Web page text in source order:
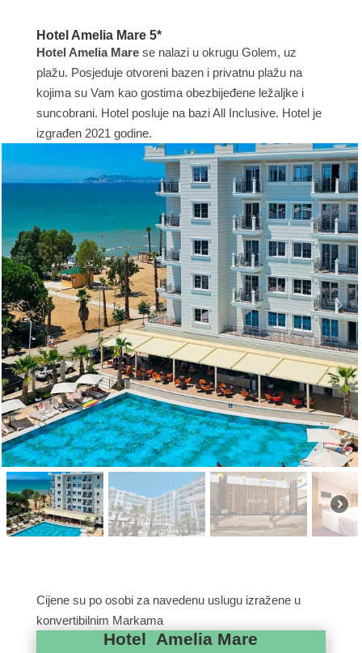
Hotel Amelia Mare 5*
Hotel Amelia Mare se nalazi u okrugu Golem, uz
plažu. Posjeduje otvoreni bazen i privatnu plažu na
kojima su Vam kao gostima obezbijeđene ležaljke i
suncobrani. Hotel posluje na bazi All Inclusive. Hotel je
izgrađen 2021 godine.
Cijene su po osobi za navedenu uslugu izražene u
konvertibilnim Markama
Hotel Amelia Mare